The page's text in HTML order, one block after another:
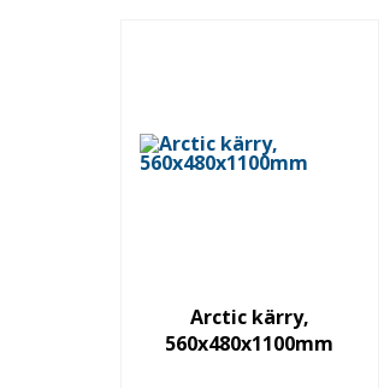
Arctic kärry,
560x480x1100mm